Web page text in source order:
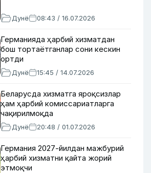
Дунё 08:43 / 16.07.2026
Германияда ҳарбий хизматдан
бош тортаётганлар сони кескин
ортди
Дунё 15:45 / 14.07.2026
Беларусда хизматга яроқсизлар
ҳам ҳарбий комиссариатларга
чақирилмоқда
Дунё 20:48 / 01.07.2026
Германия 2027-йилдан мажбурий
ҳарбий хизматни қайта жорий
этмоқчи